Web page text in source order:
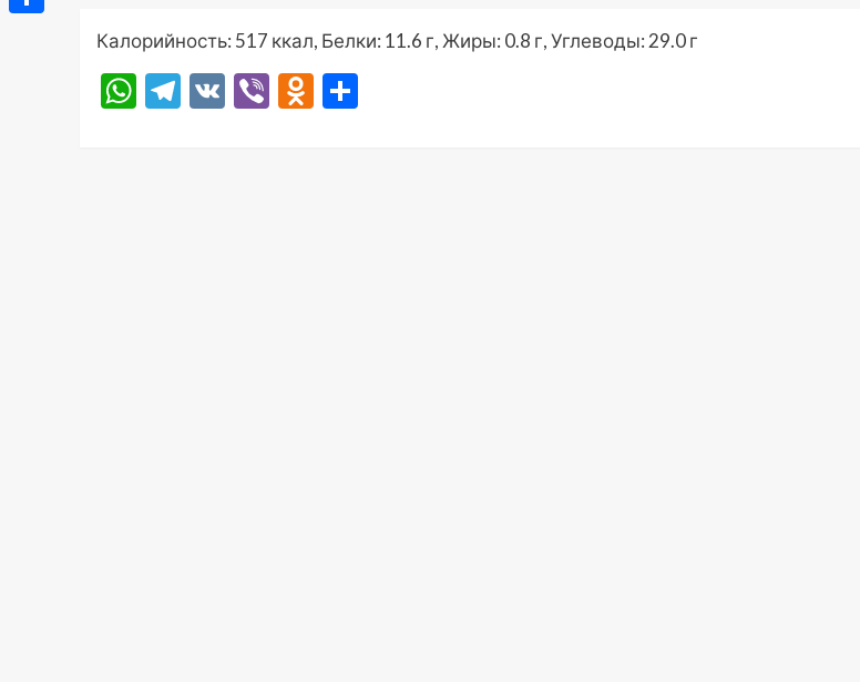
Калорийность: 517 ккал, Белки: 11.6 г, Жиры: 0.8 г, Углеводы: 29.0 г
WhatsApp
Telegram
VK ViberOdnoklassniki
Отправить